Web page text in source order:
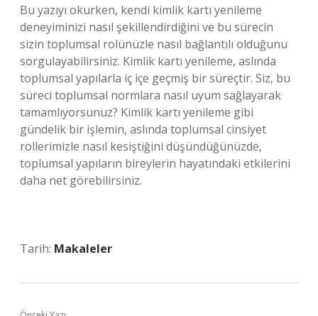
Bu yazıyı okurken, kendi kimlik kartı yenileme
deneyiminizi nasıl şekillendirdiğini ve bu sürecin
sizin toplumsal rolünüzle nasıl bağlantılı olduğunu
sorgulayabilirsiniz. Kimlik kartı yenileme, aslında
toplumsal yapılarla iç içe geçmiş bir süreçtir. Siz, bu
süreci toplumsal normlara nasıl uyum sağlayarak
tamamlıyorsunuz? Kimlik kartı yenileme gibi
gündelik bir işlemin, aslında toplumsal cinsiyet
rollerimizle nasıl kesiştiğini düşündüğünüzde,
toplumsal yapıların bireylerin hayatındaki etkilerini
daha net görebilirsiniz.
Tarih: Makaleler